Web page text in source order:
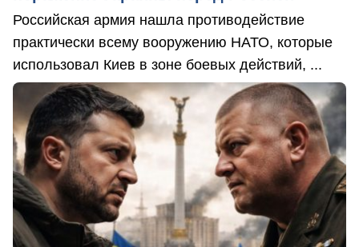
Российская армия нашла противодействие
практически всему вооружению НАТО, которые
использовал Киев в зоне боевых действий, ...